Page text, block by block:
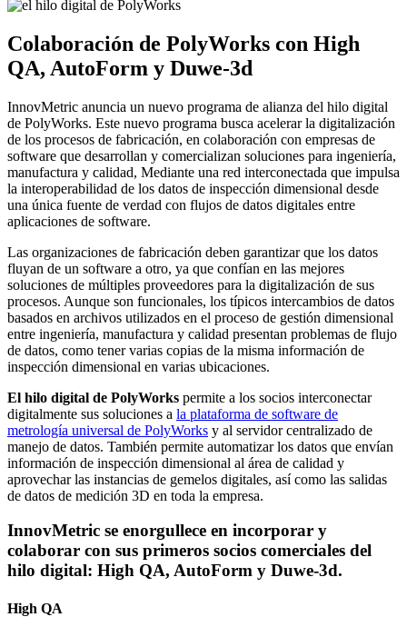
Colaboración de PolyWorks con High
QA, AutoForm y Duwe-3d
InnovMetric anuncia un nuevo programa de alianza del hilo digital
de PolyWorks. Este nuevo programa busca acelerar la digitalización
de los procesos de fabricación, en colaboración con empresas de
software que desarrollan y comercializan soluciones para ingeniería,
manufactura y calidad, Mediante una red interconectada que impulsa
la interoperabilidad de los datos de inspección dimensional desde
una única fuente de verdad con flujos de datos digitales entre
aplicaciones de software.
Las organizaciones de fabricación deben garantizar que los datos
fluyan de un software a otro, ya que confían en las mejores
soluciones de múltiples proveedores para la digitalización de sus
procesos. Aunque son funcionales, los típicos intercambios de datos
basados en archivos utilizados en el proceso de gestión dimensional
entre ingeniería, manufactura y calidad presentan problemas de flujo
de datos, como tener varias copias de la misma información de
inspección dimensional en varias ubicaciones.
El hilo digital de PolyWorks permite a los socios interconectar
digitalmente sus soluciones a la plataforma de software de
metrología universal de PolyWorks y al servidor centralizado de
manejo de datos. También permite automatizar los datos que envían
información de inspección dimensional al área de calidad y
aprovechar las instancias de gemelos digitales, así como las salidas
de datos de medición 3D en toda la empresa.
InnovMetric se enorgullece en incorporar y
colaborar con sus primeros socios comerciales del
hilo digital: High QA, AutoForm y Duwe-3d.
High QA